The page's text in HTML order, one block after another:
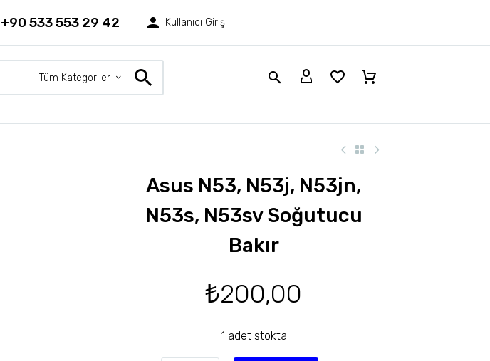
+90 533 553 29 42 Kullanıcı Girişi
Tüm Kategoriler
Asus N53, N53j, N53jn,
N53s, N53sv Soğutucu
Bakır
₺200,00
1 adet stokta